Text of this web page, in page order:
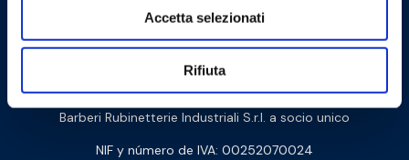
Accetta selezionati
Rifiuta
Cookie Policy Privacy Policy
Contáctanos
Barberi Rubinetterie Industriali S.r.l. a socio unico
NIF y número de IVA: 00252070024